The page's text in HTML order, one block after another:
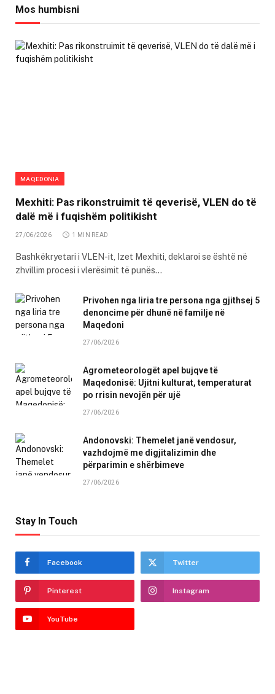
Mos humbisni
MAQEDONIA
Mexhiti: Pas rikonstruimit të qeverisë, VLEN do të
dalë më i fuqishëm politikisht
27/06/2026 1 MIN READ
Bashkëkryetari i VLEN-it, Izet Mexhiti, deklaroi se është në
zhvillim procesi i vlerësimit të punës…
Privohen nga liria tre persona nga gjithsej 5
denoncime për dhunë në familje në
Maqedoni
27/06/2026
Agrometeorologët apel bujqve të
Maqedonisë: Ujitni kulturat, temperaturat
po rrisin nevojën për ujë
27/06/2026
Andonovski: Themelet janë vendosur,
vazhdojmë me digjitalizimin dhe
përparimin e shërbimeve
27/06/2026
Stay In Touch
Facebook Twitter
Pinterest Instagram
YouTube